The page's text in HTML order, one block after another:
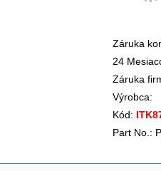
Záruka
24
Záruka
Výrobca:
Kód:
Part No.: